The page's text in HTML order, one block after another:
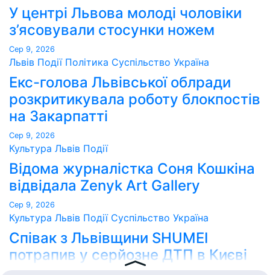
У центрі Львова молоді чоловіки
з’ясовували стосунки ножем
Сер 9, 2026
Львів Події Політика Суспільство Україна
Екс-голова Львівської облради
розкритикувала роботу блокпостів
на Закарпатті
Сер 9, 2026
Культура Львів Події
Відома журналістка Соня Кошкіна
відвідала Zenyk Art Gallery
Сер 9, 2026
Культура Львів Події Суспільство Україна
Співак з Львівщини SHUMEI
потрапив у серйозне ДТП в Києві